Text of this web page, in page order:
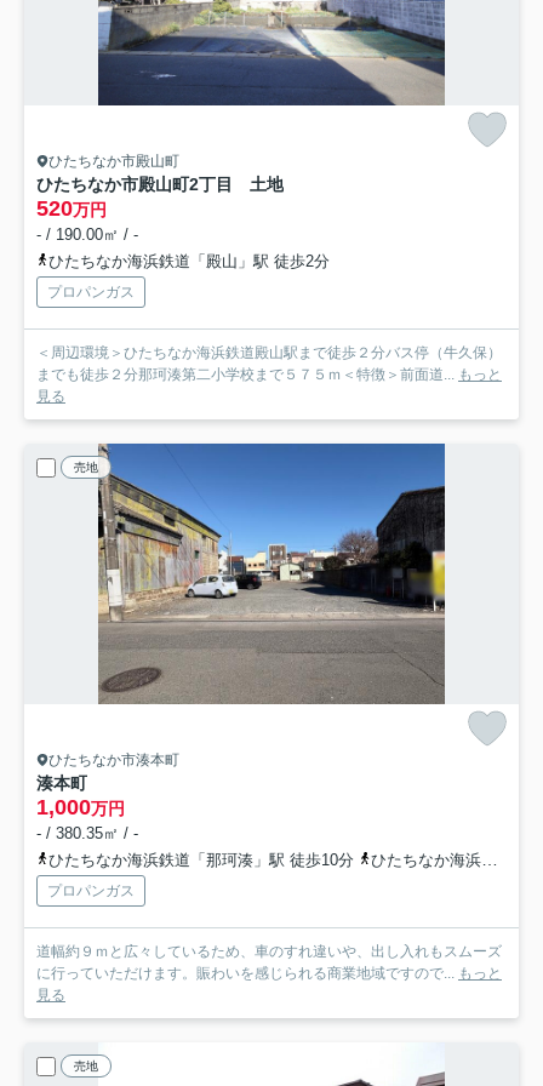
ひたちなか市殿山町
ひたちなか市殿山町2丁目 土地
520万円
- / 190.00㎡ / -
ひたちなか海浜鉄道「殿山」駅 徒歩2分
プロパンガス
＜周辺環境＞ひたちなか海浜鉄道殿山駅まで徒歩２分バス停（牛久保）
までも徒歩２分那珂湊第二小学校まで５７５ｍ＜特徴＞前面道... もっと
見る
売地
ひたちなか市湊本町
湊本町
1,000万円
- / 380.35㎡ / -
ひたちなか海浜鉄道「那珂湊」駅 徒歩10分
ひたちなか海浜鉄道「殿山」駅 徒歩19分
プロパンガス
道幅約９ｍと広々しているため、車のすれ違いや、出し入れもスムーズ
に行っていただけます。賑わいを感じられる商業地域ですので... もっと
見る
売地